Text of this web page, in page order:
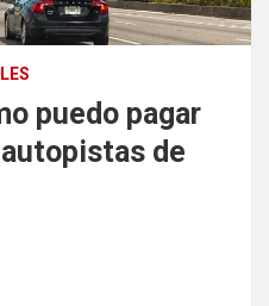
puedo pagar
de